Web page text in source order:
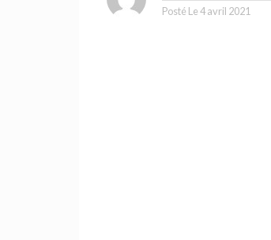
Posté Le4 avril 2021